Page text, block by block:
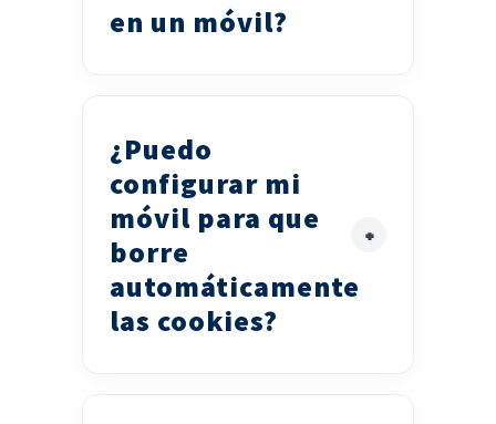
en un móvil?
¿Puedo
configurar mi
móvil para que
borre
automáticamente
las cookies?